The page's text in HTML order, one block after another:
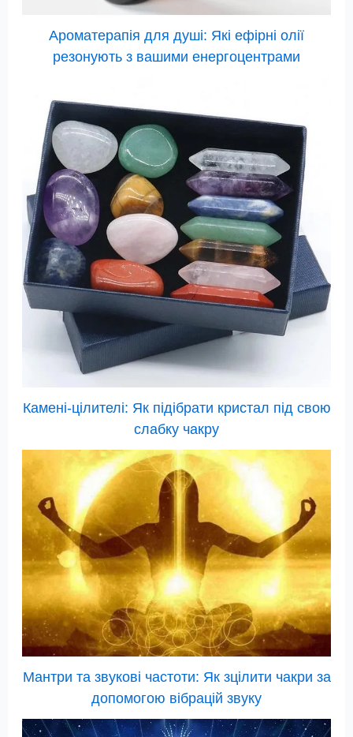
Ароматерапія для душі: Які ефірні олії
резонують з вашими енергоцентрами
Камені-цілителі: Як підібрати кристал під свою
слабку чакру
Мантри та звукові частоти: Як зцілити чакри за
допомогою вібрацій звуку